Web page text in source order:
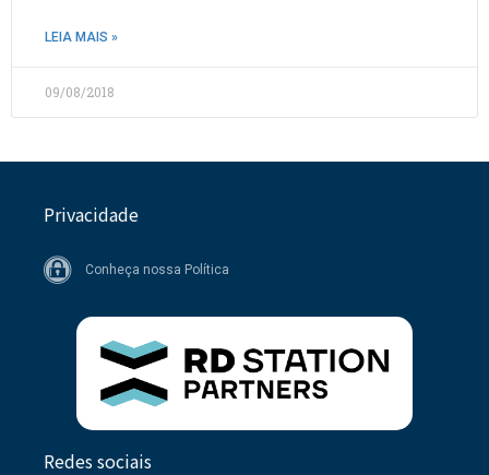
LEIA MAIS »
09/08/2018
Redes sociais
Privacidade
Conheça nossa Política